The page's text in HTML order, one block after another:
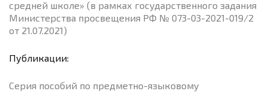
средней школе» (в рамках государственного задания
Министерства просвещения РФ № 073-03-2021-019/2
от 21.07.2021)
Публикации:
Серия пособий по предметно-языковому